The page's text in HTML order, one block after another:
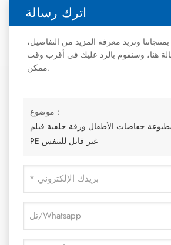
اترك رسالة
وتريد معرفة المزيد من التفاصيل،
هنا، وسنقوم بالرد عليك في أقرب وقت
ممكن.
موضوع :
حفاضات الأطفال ورقة خلفية فيلم
PE غير قابل للتنفس